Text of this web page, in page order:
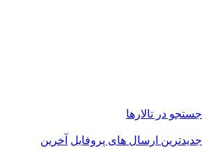
جستجو در تالارها
جدیدترین ارسال های پروفایل آخرین